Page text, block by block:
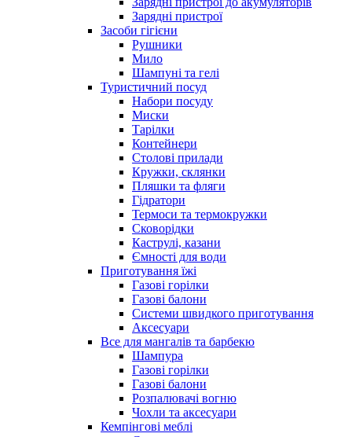
Зарядні пристрої
Засоби гігієни
Рушники
Мило
Шампуні та гелі
Туристичний посуд
Набори посуду
Миски
Тарілки
Контейнери
Столові прилади
Кружки, склянки
Пляшки та фляги
Гідратори
Термоси та термокружки
Сковорідки
Каструлі, казани
Ємності для води
Приготування їжі
Газові горілки
Газові балони
Системи швидкого приготування
Аксесуари
Все для мангалів та барбекю
Шампура
Газові горілки
Газові балони
Розпалювачі вогню
Чохли та аксесуари
Кемпінгові меблі